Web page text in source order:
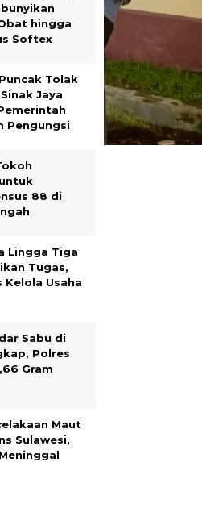
hingga
Softex
Tolak
Jaya
Pengungsi
88 di
Lingga Tiga
Tugas,
Kelola Usaha
Sabu di
Polres
Gram
Maut
Sulawesi,